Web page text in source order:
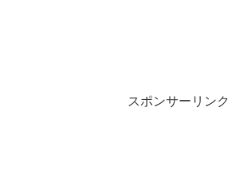
スポンサーリンク